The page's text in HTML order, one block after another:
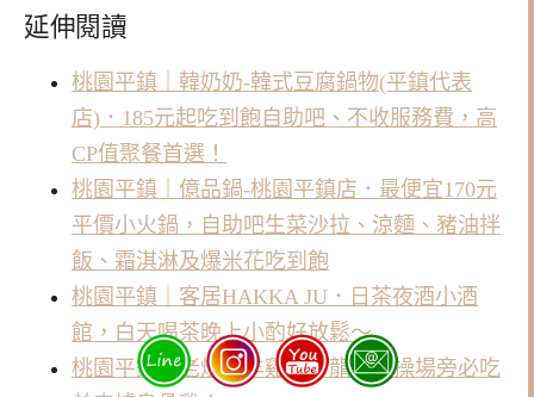
延伸閱讀
桃園平鎮｜韓奶奶-韓式豆腐鍋物(平鎮代表
店)．185元起吃到飽自助吧、不收服務費，高
CP值聚餐首選！
桃園平鎮｜億品鍋-桃園平鎮店．最便宜170元
平價小火鍋，自助吧生菜沙拉、涼麵、豬油拌
飯、霜淇淋及爆米花吃到飽
桃園平鎮｜客居HAKKA JU．日茶夜酒小酒
館，白天喝茶晚上小酌好放鬆～
桃園平鎮｜老烘爐羊雞城．龍岡大操場旁必吃